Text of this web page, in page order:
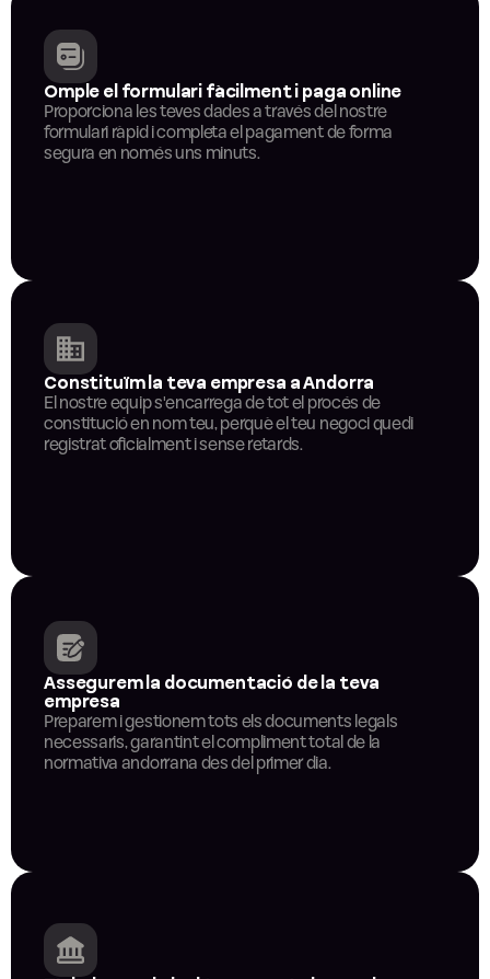
Omple el formulari fàcilment i paga online
Proporciona les teves dades a través del nostre
formulari ràpid i completa el pagament de forma
segura en només uns minuts.
Constituïm la teva empresa a Andorra
El nostre equip s'encarrega de tot el procés de
constitució en nom teu, perquè el teu negoci quedi
registrat oficialment i sense retards.
Assegurem la documentació de la teva
empresa
Preparem i gestionem tots els documents legals
necessaris, garantint el compliment total de la
normativa andorrana des del primer dia.